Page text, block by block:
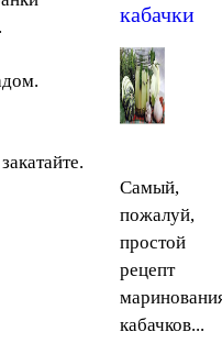
кабачки
Самый,
пожалуй,
простой
рецепт
кабачков...